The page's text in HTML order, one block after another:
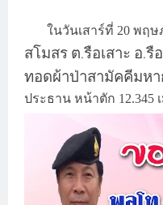
ในวันเสาร์ที่ 20 พฤษ
สโมสร ต.รือเสาะ อ.รื
ทอดผ้าป่าสามัคคีมห
ประธานหน้าตัก 12.345